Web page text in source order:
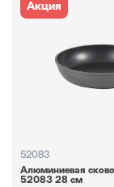
Акция
52083
Алюминиевая
52083 28 см